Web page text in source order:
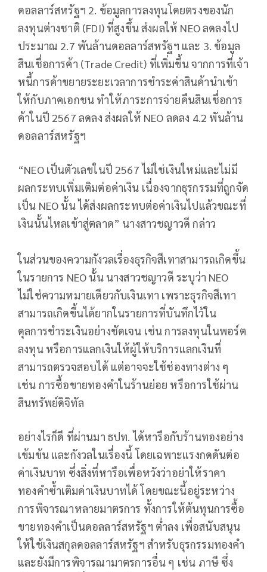
ดอลลาร์สหรัฐฯ 2. ข้อมูลการลงทุนโดยตรงของนัก
ลงทุนต่างชาติ (FDI) ที่สูงขึ้น ส่งผลให้ NEO ลดลงไป
ประมาณ 2.7 พันล้านดอลลาร์สหรัฐฯ และ 3. ข้อมูล
สินเชื่อการค้า (Trade Credit) ที่เพิ่มขึ้น จากการที่เจ้า
หนี้การค้าขยายระยะเวลาการชำระค่าสินค้านำเข้า
ให้กับภาคเอกชน ทำให้ภาระการจ่ายคืนสินเชื่อการ
ค้าในปี 2567 ลดลง ส่งผลให้ NEO ลดลง 4.2 พันล้าน
ดอลลาร์สหรัฐฯ
“NEO เป็นตัวเลขในปี 2567 ไม่ใช่เงินใหม่และไม่มี
ผลกระทบเพิ่มเติมต่อค่าเงิน เนื่องจากธุรกรรมที่ถูกจัด
เป็น NEO นั้น ได้ส่งผลกระทบต่อค่าเงินไปแล้วขณะที่
เงินนั้นไหลเข้าสู่ตลาด” นางสาวชญาวดี กล่าว
ในส่วนของความกังวลเรื่องธุรกิจสีเทาสามารถเกิดขึ้น
ในรายการ NEO นั้น นางสาวชญาวดี ระบุว่า NEO
ไม่ใช่ความหมายเดียวกับเงินเทา เพราะธุรกิจสีเทา
สามารถเกิดขึ้นได้ยากในรายการที่บันทึกไว้ใน
ดุลการชำระเงินอย่างชัดเจน เช่น การลงทุนในพอร์ต
ลงทุน หรือการแลกเงินให้ผู้ให้บริการแลกเงินที่
สามารถตรวจสอบได้ แต่อาจจะใช้ช่องทางต่าง ๆ
เช่น การซื้อขายทองคำในร้านย่อย หรือการใช้ผ่าน
สินทรัพย์ดิจิทัล
อย่างไรก็ดี ที่ผ่านมา ธปท. ได้หารือกับร้านทองอย่าง
เข้มข้น และกังวลในเรื่องนี้ โดยเฉพาะแรงกดดันต่อ
ค่าเงินบาท ซึ่งสิ่งที่หารือเพื่อหวังว่าอย่าให้ราคา
ทองคำซ้ำเติมค่าเงินบาทได้ โดยขณะนี้อยู่ระหว่าง
การพิจารณาหลายมาตรการ ทั้งการให้ต้นทุนการซื้อ
ขายทองคำเป็นดอลลาร์สหรัฐฯ ต่ำลง เพื่อสนับสนุน
ให้ใช้เงินสกุลดอลลาร์สหรัฐฯ สำหรับธุรกรรมทองคำ
และยังมีการพิจารณามาตรการอื่น ๆ เช่น ภาษี ซึ่ง